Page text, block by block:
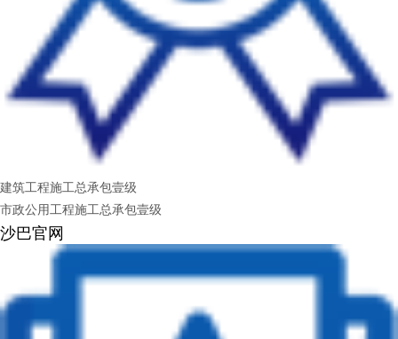
建筑工程施工总承包壹级
市政公用工程施工总承包壹级
沙巴官网